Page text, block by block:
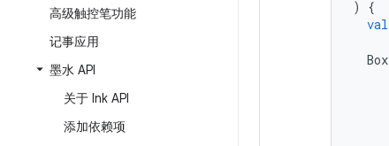
高级触控笔功能
记事应用
墨水 API
关于 Ink API
添加依赖项
)
{
val
Box